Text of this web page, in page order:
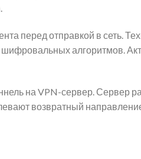
перед отправкой в сеть.
алгоритмов.
на VPN-сервер. Сервер
возвратный